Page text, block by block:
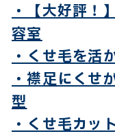
・【大好評！
容室
・くせ毛を活
・襟足にくせ
型
・くせ毛カッ